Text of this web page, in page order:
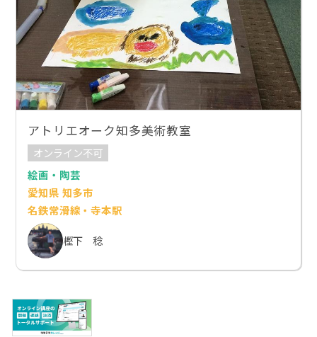
アトリエオーク知多美術教室
オンライン不可
絵画・陶芸
愛知県 知多市
名鉄常滑線・寺本駅
樫下 稔